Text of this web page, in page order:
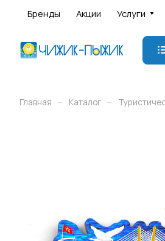
Бренды Акции Услуги
Главная – Каталог –